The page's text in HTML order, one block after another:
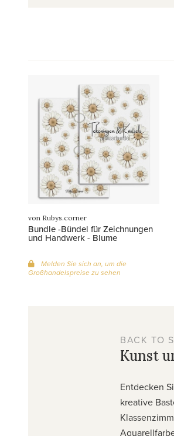
von Rubys.corner
Bundle -Bündel für Zeichnungen
und Handwerk - Blume
Melden Sie sich an, um die
Großhandelspreise zu sehen
BACK TO
Kunst
Entdecken
kreative